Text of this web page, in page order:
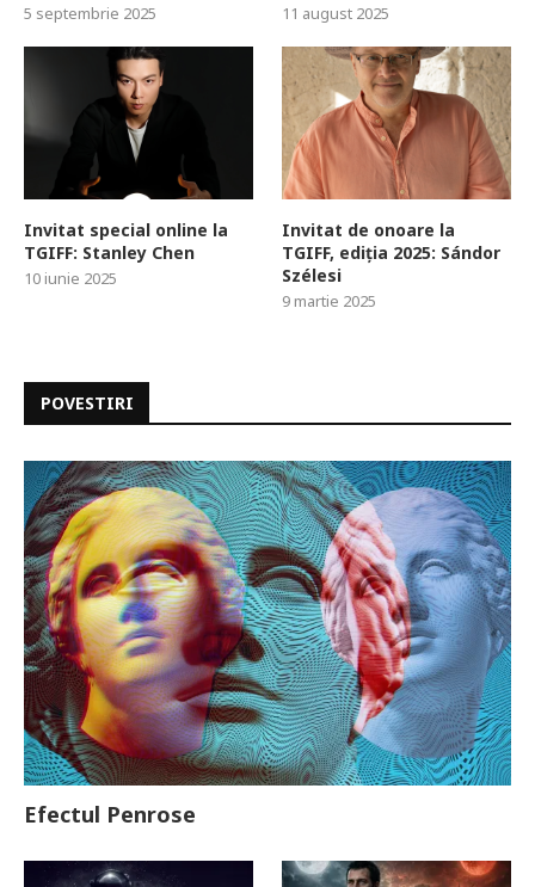
5 septembrie 2025 11 august 2025
Invitat special online la
TGIFF: Stanley Chen
10 iunie 2025
Invitat de onoare la
TGIFF, ediția 2025: Sándor
Szélesi
9 martie 2025
POVESTIRI
Efectul Penrose